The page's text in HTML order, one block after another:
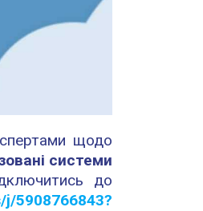
щодо
системи
до
5908766843?